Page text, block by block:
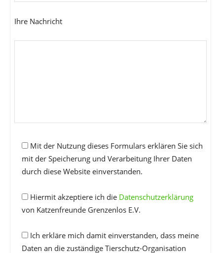
Ihre Nachricht
Mit der Nutzung dieses Formulars erklären Sie sich
mit der Speicherung und Verarbeitung Ihrer Daten
durch diese Website einverstanden.
Hiermit akzeptiere ich die Datenschutzerklärung
von Katzenfreunde Grenzenlos E.V.
Ich erkläre mich damit einverstanden, dass meine
Daten an die zuständige Tierschutz-Organisation